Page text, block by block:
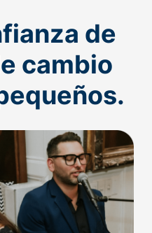
de
cambio